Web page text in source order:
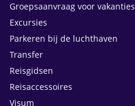
Groepsaanvraag voor vakanties
Excursies
Parkeren bij de luchthaven
Transfer
Reisgidsen
Reisaccessoires
Visum